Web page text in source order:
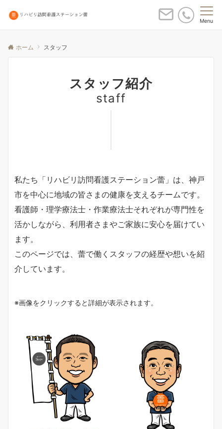
Menu
ホーム スタッフ
スタッフ紹介
staff
私たち「リハビリ訪問看護ステーション蕾」は、神戸
市を中心に地域の皆さまの健康を支えるチームです。
看護師・理学療法士・作業療法士それぞれが専門性を
活かしながら、利用者さまやご家族に安心を届けてい
ます。
このページでは、蕾で働くスタッフの経歴や想いを紹
介しています。
※画像をクリックすると詳細が表示されます。